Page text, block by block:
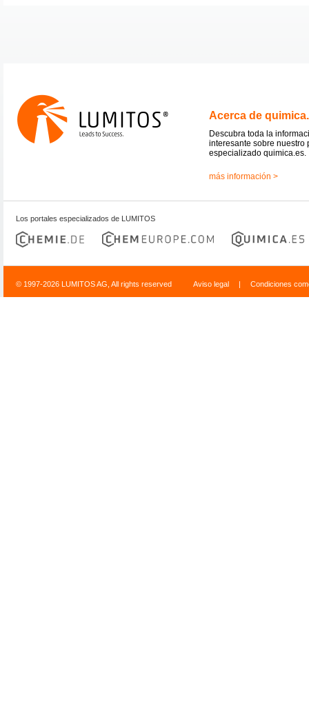
Acerca de
Descubra toda la
interesante sobre nuestro
especializado quimica.es.
más información >
Los portales especializados de LUMITOS
© 1997-2026 LUMITOS AG, All rights reserved Aviso legal | Condiciones